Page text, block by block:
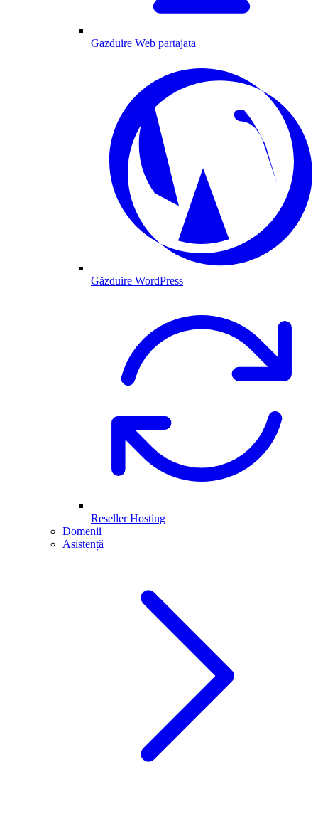
Gazduire Web partajata
Găzduire WordPress
Reseller Hosting
Domenii
Asistență